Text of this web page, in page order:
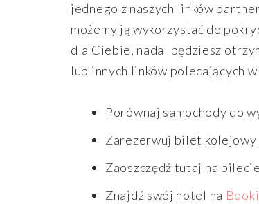
jednego z naszych linków
możemy ją wykorzystać do
dla Ciebie, nadal będziesz
lub innych linków polecających
Porównaj samochody do
Zarezerwuj bilet kolejowy
Zaoszczędź tutaj na
Znajdź swój hotel na